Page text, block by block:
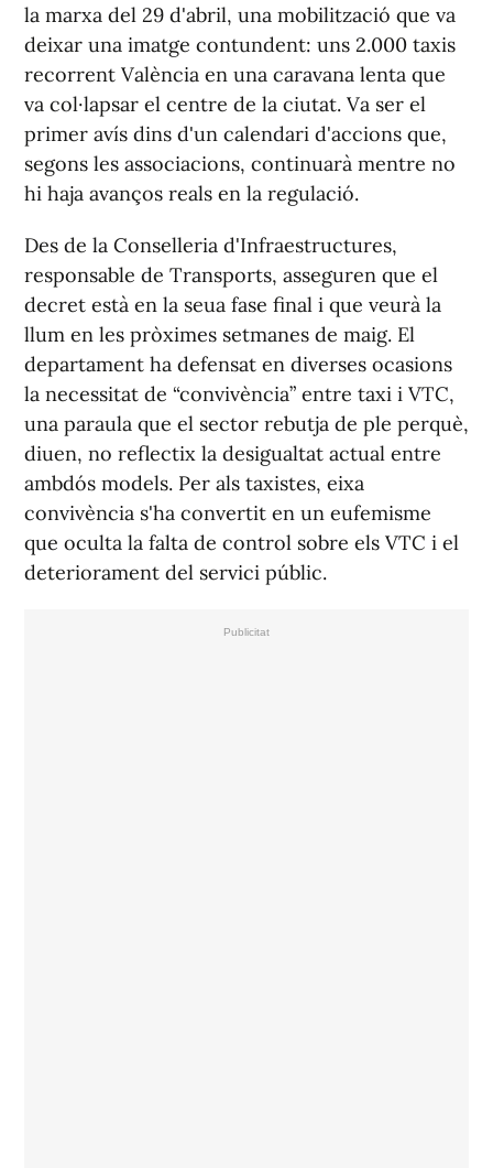
la marxa del 29 d'abril, una mobilització que va
deixar una imatge contundent: uns 2.000 taxis
recorrent València en una caravana lenta que
va col·lapsar el centre de la ciutat. Va ser el
primer avís dins d'un calendari d'accions que,
segons les associacions, continuarà mentre no
hi haja avanços reals en la regulació.
Des de la Conselleria d'Infraestructures,
responsable de Transports, asseguren que el
decret està en la seua fase final i que veurà la
llum en les pròximes setmanes de maig. El
departament ha defensat en diverses ocasions
la necessitat de “convivència” entre taxi i VTC,
una paraula que el sector rebutja de ple perquè,
diuen, no reflectix la desigualtat actual entre
ambdós models. Per als taxistes, eixa
convivència s'ha convertit en un eufemisme
que oculta la falta de control sobre els VTC i el
deteriorament del servici públic.